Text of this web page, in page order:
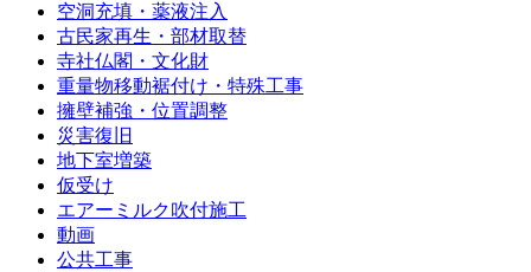
空洞充填・薬液注入
古民家再生・部材取替
寺社仏閣・文化財
重量物移動裾付け・特殊工事
擁壁補強・位置調整
災害復旧
地下室増築
仮受け
エアーミルク吹付施工
動画
公共工事